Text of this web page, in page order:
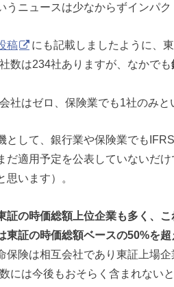
うニュースは少なからずインパク
稿
にも記載しましたように、
数は234社ありますが、なかでも
社はゼロ、保険業でも1社のみと
として、銀行業や保険業でも
だ適用予定を公表していないだ
います）。
証の時価総額上位企業も多く、
東証の時価総額ベースの50%を超
保険は相互会社であり東証上場
には今後もおそらく含まれないと